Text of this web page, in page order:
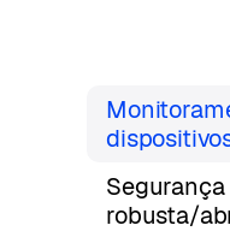
Segurança
robusta/